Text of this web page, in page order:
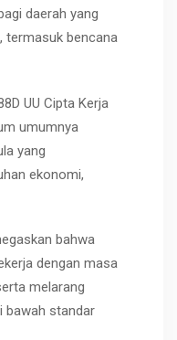
daerah yang
termasuk bencana
UU Cipta Kerja
umumnya
yang
ekonomi,
bahwa
dengan masa
melarang
bawah standar